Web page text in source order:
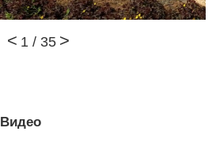
1 / 35
Видео